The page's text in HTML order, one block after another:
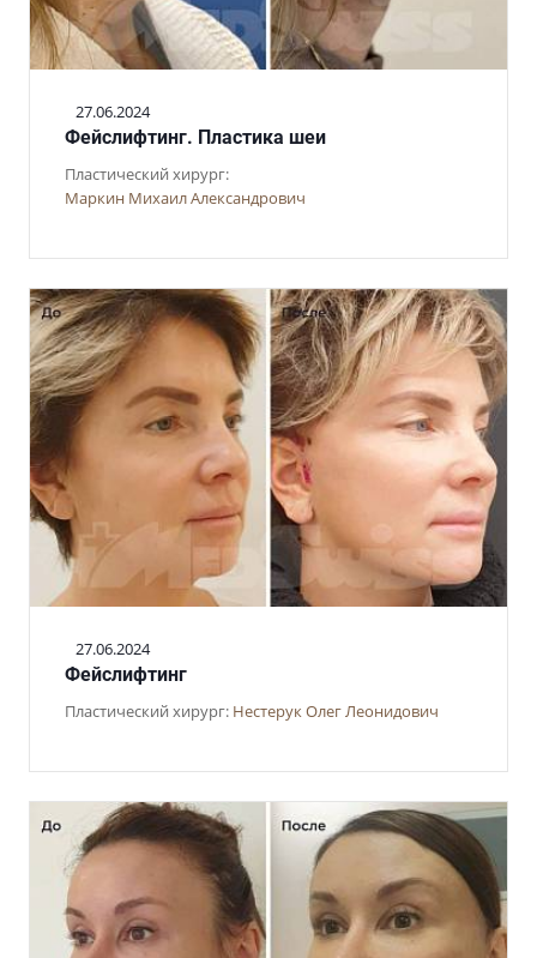
27.06.2024
Фейслифтинг. Пластика шеи
Пластический хирург:
Маркин Михаил Александрович
27.06.2024
Фейслифтинг
Пластический хирург: Нестерук Олег Леонидович